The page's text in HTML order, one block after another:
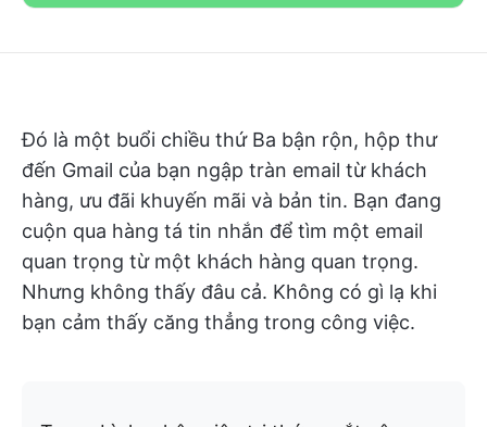
Đó là một buổi chiều thứ Ba bận rộn, hộp thư
đến Gmail của bạn ngập tràn email từ khách
hàng, ưu đãi khuyến mãi và bản tin. Bạn đang
cuộn qua hàng tá tin nhắn để tìm một email
quan trọng từ một khách hàng quan trọng.
Nhưng không thấy đâu cả. Không có gì lạ khi
bạn cảm thấy căng thẳng trong công việc.